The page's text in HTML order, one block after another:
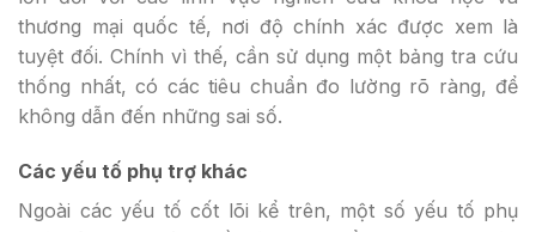
thương mại quốc tế, nơi độ chính xác được xem là
tuyệt đối. Chính vì thế, cần sử dụng một bảng tra cứu
thống nhất, có các tiêu chuẩn đo lường rõ ràng, để
không dẫn đến những sai số.
Các yếu tố phụ trợ khác
Ngoài các yếu tố cốt lõi kể trên, một số yếu tố phụ